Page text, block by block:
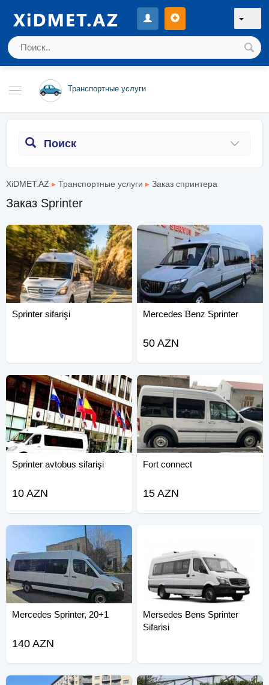
Транспортные услуги
Поиск
XiDMET.AZ ▸ Транспортные услуги ▸ Заказ спринтера
Заказ Sprinter
Sprinter sifarişi Mercedes Benz Sprinter
50 AZN
Sprinter avtobus sifarişi
10 AZN
Fort connect
15 AZN
Mercedes Sprinter, 20+1
140 AZN
Mersedes Bens Sprinter
Sifarisi